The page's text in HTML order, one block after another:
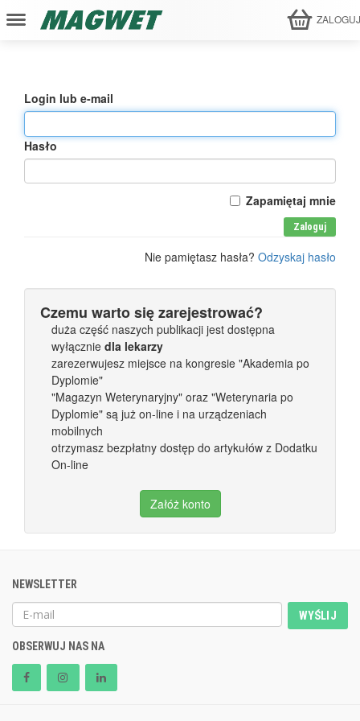
Login lub e-mail
Hasło
Zapamiętaj mnie
Zaloguj
Nie pamiętasz hasła? Odzyskaj hasło
Czemu warto się zarejestrować?
duża część naszych publikacji jest dostępna
wyłącznie dla lekarzy
zarezerwujesz miejsce na kongresie "Akademia po
Dyplomie"
"Magazyn Weterynaryjny" oraz "Weterynaria po
Dyplomie" są już on-line i na urządzeniach
mobilnych
otrzymasz bezpłatny dostęp do artykułów z Dodatku
On-line
Załóż konto
NEWSLETTER
WYŚLIJ
OBSERWUJ NAS NA